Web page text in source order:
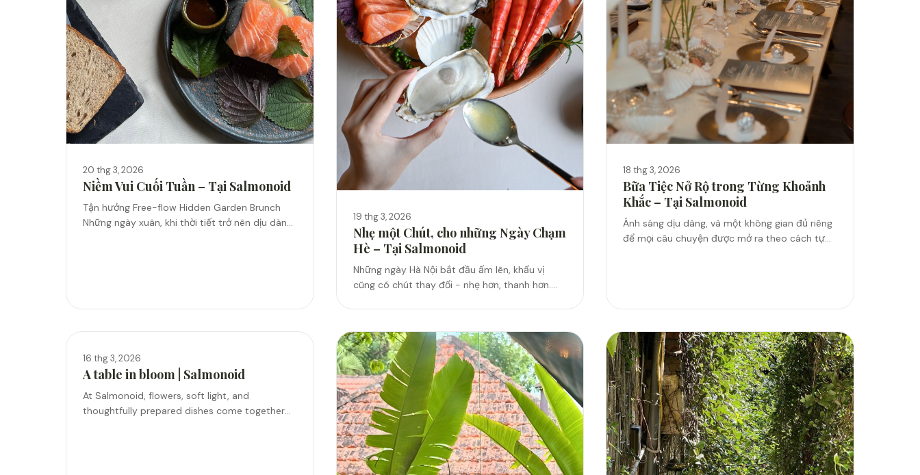
20 thg 3, 2026
Niềm Vui Cuối Tuần – Tại Salmonoid
Tận hưởng Free-flow Hidden Garden Brunch
Những ngày xuân, khi thời tiết trở nên dịu dàng
19 thg 3, 2026
Nhẹ một Chút, cho những Ngày Chạm
Hè – Tại Salmonoid
Những ngày Hà Nội bắt đầu ấm lên, khẩu vị
cũng có chút thay đổi - nhẹ hơn, thanh hơn.
18 thg 3, 2026
Bữa Tiệc Nở Rộ trong Từng Khoảnh
Khắc – Tại Salmonoid
Ánh sáng dịu dàng, và một không gian đủ riêng
để mọi câu chuyện được mở ra theo cách tự
16 thg 3, 2026
A table in bloom | Salmonoid
At Salmonoid, flowers, soft light, and
thoughtfully prepared dishes come together